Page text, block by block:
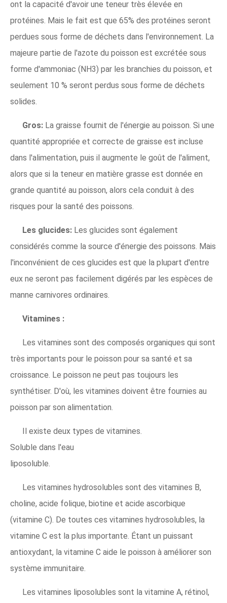
ont la capacité d'avoir une teneur très élevée en
protéines. Mais le fait est que 65% des protéines seront
perdues sous forme de déchets dans l'environnement. La
majeure partie de l'azote du poisson est excrétée sous
forme d'ammoniac (NH3) par les branchies du poisson, et
seulement 10 % seront perdus sous forme de déchets
solides.
Gros: La graisse fournit de l'énergie au poisson. Si une
quantité appropriée et correcte de graisse est incluse
dans l'alimentation, puis il augmente le goût de l'aliment,
alors que si la teneur en matière grasse est donnée en
grande quantité au poisson, alors cela conduit à des
risques pour la santé des poissons.
Les glucides: Les glucides sont également
considérés comme la source d'énergie des poissons. Mais
l'inconvénient de ces glucides est que la plupart d'entre
eux ne seront pas facilement digérés par les espèces de
manne carnivores ordinaires.
Vitamines :
Les vitamines sont des composés organiques qui sont
très importants pour le poisson pour sa santé et sa
croissance. Le poisson ne peut pas toujours les
synthétiser. D'où, les vitamines doivent être fournies au
poisson par son alimentation.
Il existe deux types de vitamines.
Soluble dans l'eau
liposoluble.
Les vitamines hydrosolubles sont des vitamines B,
choline, acide folique, biotine et acide ascorbique
(vitamine C). De toutes ces vitamines hydrosolubles, la
vitamine C est la plus importante. Étant un puissant
antioxydant, la vitamine C aide le poisson à améliorer son
système immunitaire.
Les vitamines liposolubles sont la vitamine A, rétinol,